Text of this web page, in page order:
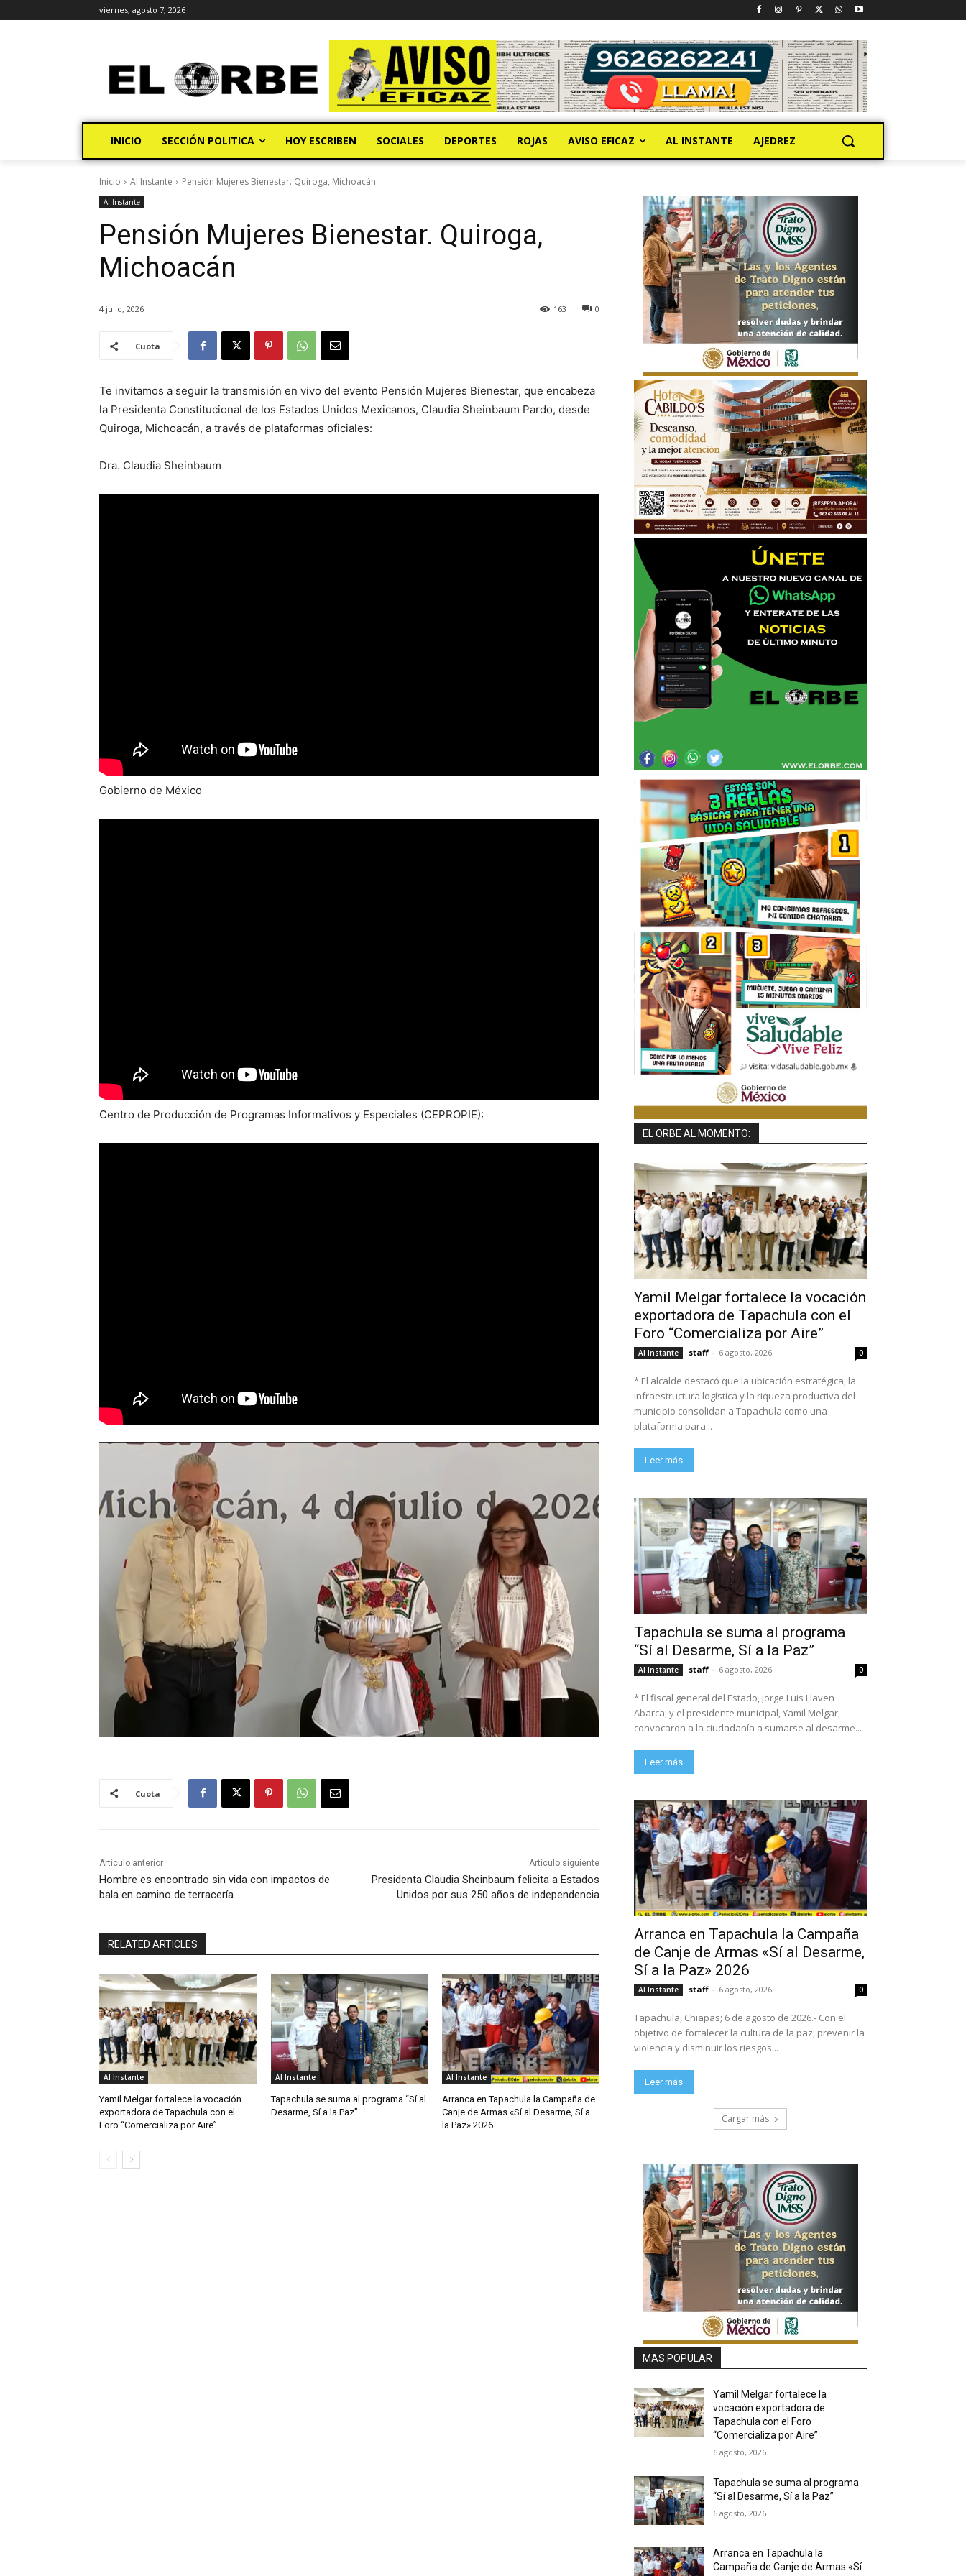
viernes, agosto 7, 2026
INICIO SECCIÓN POLITICA HOY ESCRIBEN SOCIALES DEPORTES ROJAS AVISO EFICAZ AL INSTANTE AJEDREZ
Inicio Al Instante Pensión Mujeres Bienestar. Quiroga, Michoacán
Al Instante
Pensión Mujeres Bienestar. Quiroga,
Michoacán
4 julio, 2026 0
163
Cuota
Te invitamos a seguir la transmisión en vivo del evento Pensión Mujeres Bienestar, que encabeza
la Presidenta Constitucional de los Estados Unidos Mexicanos, Claudia Sheinbaum Pardo, desde
Quiroga, Michoacán, a través de plataformas oficiales:
Dra. Claudia Sheinbaum
Gobierno de México
Centro de Producción de Programas Informativos y Especiales (CEPROPIE):
Cuota
Artículo anterior
Hombre es encontrado sin vida con impactos de
bala en camino de terracería.
Artículo siguiente
Presidenta Claudia Sheinbaum felicita a Estados
Unidos por sus 250 años de independencia
RELATED ARTICLES
Al Instante
Yamil Melgar fortalece la vocación
exportadora de Tapachula con el
Foro “Comercializa por Aire”
Al Instante
Tapachula se suma al programa “Sí al
Desarme, Sí a la Paz”
Al Instante
Arranca en Tapachula la Campaña de
Canje de Armas «Sí al Desarme, Sí a
la Paz» 2026
EL ORBE AL MOMENTO:
Yamil Melgar fortalece la vocación
exportadora de Tapachula con el
Foro “Comercializa por Aire”
Al Instante staff - 6 agosto, 2026 0
* El alcalde destacó que la ubicación estratégica, la
infraestructura logística y la riqueza productiva del
municipio consolidan a Tapachula como una
plataforma para...
Leer más
Tapachula se suma al programa
“Sí al Desarme, Sí a la Paz”
Al Instante staff - 6 agosto, 2026 0
* El fiscal general del Estado, Jorge Luis Llaven
Abarca, y el presidente municipal, Yamil Melgar,
convocaron a la ciudadanía a sumarse al desarme...
Leer más
Arranca en Tapachula la Campaña
de Canje de Armas «Sí al Desarme,
Sí a la Paz» 2026
Al Instante staff - 6 agosto, 2026 0
Tapachula, Chiapas; 6 de agosto de 2026.- Con el
objetivo de fortalecer la cultura de la paz, prevenir la
violencia y disminuir los riesgos...
Leer más
Cargar más
MAS POPULAR
Yamil Melgar fortalece la
vocación exportadora de
Tapachula con el Foro
“Comercializa por Aire”
6 agosto, 2026
Tapachula se suma al programa
“Sí al Desarme, Sí a la Paz”
6 agosto, 2026
Arranca en Tapachula la
Campaña de Canje de Armas «Sí